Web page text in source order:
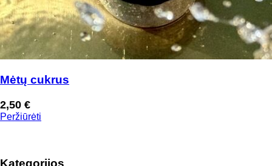
Mėtų cukrus
2,50 €
Peržiūrėti